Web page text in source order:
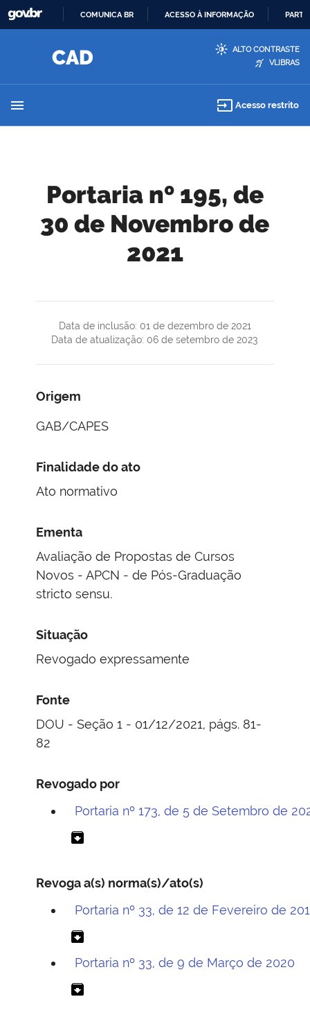
CONTEÚDO
COMUNICA BR ACESSO À INFORMAÇÃO
ALTO CONTRASTE
VLIBRAS
menu input Acesso restrito
Portaria nº 195, de
30 de Novembro de
2021
Data de inclusão: 01 de dezembro de 2021
Data de atualização: 06 de setembro de 2023
Origem
GAB/CAPES
Finalidade do ato
Ato normativo
Ementa
Avaliação de Propostas de Cursos
Novos - APCN - de Pós-Graduação
stricto sensu.
Situação
Revogado expressamente
Fonte
DOU - Seção 1 - 01/12/2021, págs. 81-
82
Revogado por
Portaria nº 173, de 5 de Setembro de
archive
Revoga a(s) norma(s)/ato(s)
Portaria nº 33, de 12 de Fevereiro de
archive
Portaria nº 33, de 9 de Março de 2020
archive